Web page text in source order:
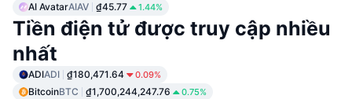
AI AvatarAIAV ₫45.77 1.44%
Tiền điện tử được truy cập nhiều
nhất
ADIADI ₫180,471.64 0.09%
BitcoinBTC ₫1,700,244,247.76 0.75%